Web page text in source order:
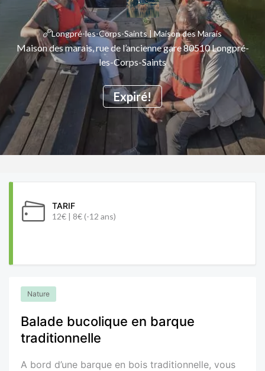
Expiré!
Longpré-les-Corps-Saints | Maison des Marais
Maison des marais, rue de l’ancienne gare 80510 Longpré-
les-Corps-Saints
TARIF
12€ | 8€ (-12 ans)
Nature
Balade bucolique en barque
traditionnelle
A bord d’une barque en bois traditionnelle, vous